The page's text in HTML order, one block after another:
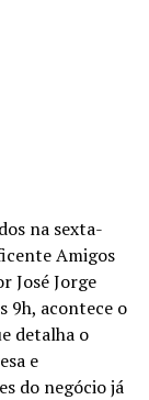
na sexta-
Amigos
José Jorge
9h, acontece o
detalha o
e
do negócio já